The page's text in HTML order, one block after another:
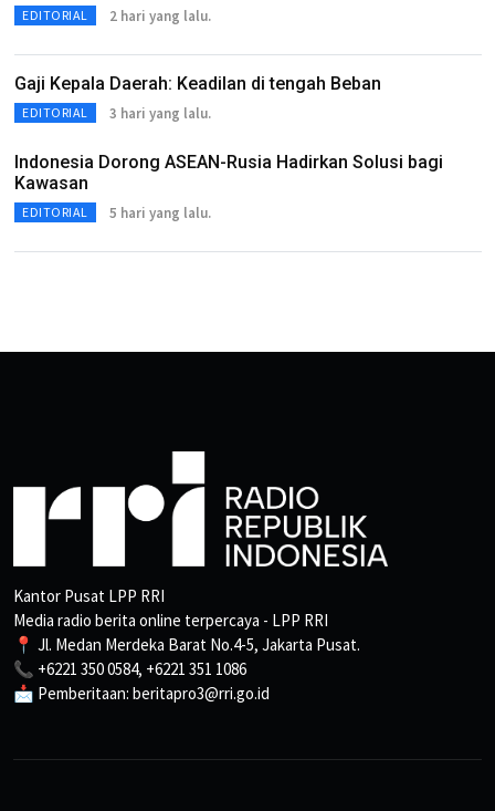
EDITORIAL 2 hari yang lalu.
Gaji Kepala Daerah: Keadilan di tengah Beban
EDITORIAL 3 hari yang lalu.
Indonesia Dorong ASEAN-Rusia Hadirkan Solusi bagi
Kawasan
EDITORIAL 5 hari yang lalu.
Kantor Pusat LPP RRI
Media radio berita online terpercaya - LPP RRI
📍 Jl. Medan Merdeka Barat No.4-5, Jakarta Pusat.
📞 +6221 350 0584, +6221 351 1086
📩 Pemberitaan: beritapro3@rri.go.id